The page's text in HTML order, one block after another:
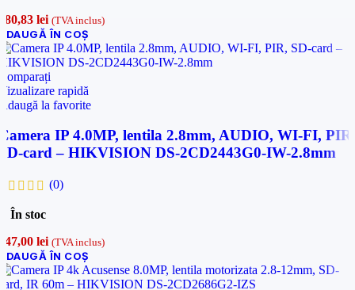
lei (TVA inclus)
ÎN COȘ
rapidă
la favorite
IP 4.0MP, lentila 2.8mm, AUDIO, WI-FI, PIR,
card – HIKVISION DS-2CD2443G0-IW-2.8mm
(0)
În stoc
lei (TVA inclus)
ÎN COȘ